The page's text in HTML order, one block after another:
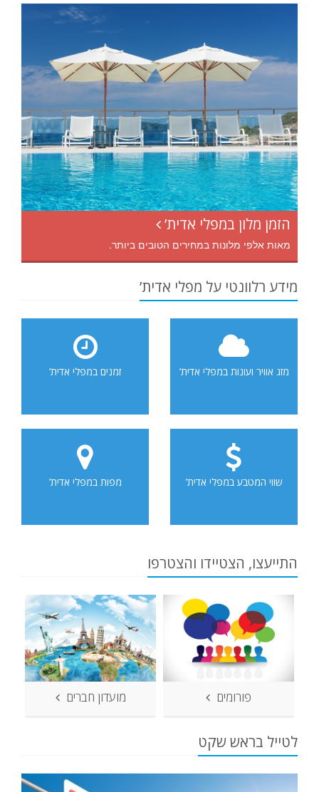
הזמן מלון במפלי אדית’
מאות אלפי מלונות במחירים הטובים ביותר.
מידע רלוונטי על מפלי אדית’
מזג אוויר ועונות במפלי אדית’ זמנים במפלי אדית’
שווי המטבע במפלי אדית’ מפות במפלי אדית’
התייעצו, הצטיידו והצטרפו
פורומים מועדון חברים
לטייל בראש שקט